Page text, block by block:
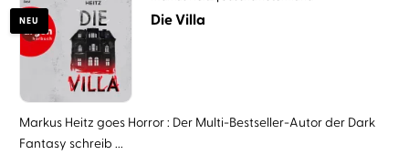
NEU Die Villa
Markus Heitz goes Horror : Der Multi-Bestseller-Autor der Dark
Fantasy schreib ...